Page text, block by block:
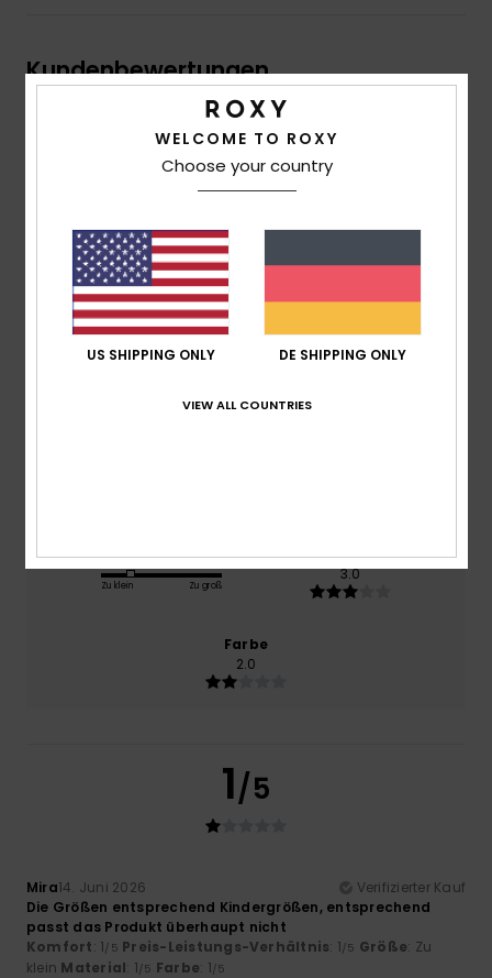
Kundenbewertungen
Durchschnittliche Bewertung
3.0
basierend auf2 verifizierten Bewertungen
Dezember 2025
50% unserer Kunden empfehlen dieses Produkt
Größe
Zu klein Zu groß
Material
3.0
Farbe
2.0
1/5
Mira14. Juni 2026
Verifizierter Kauf
Die Größen entsprechend Kindergrößen, entsprechend
passt das Produkt überhaupt nicht
Komfort: 1/5 Preis-Leistungs-Verhältnis: 1/5 Größe: Zu
klein Material: 1/5 Farbe: 1/5
WELCOME TO ROXY
Choose your country
US SHIPPING ONLY DE SHIPPING ONLY
VIEW ALL COUNTRIES